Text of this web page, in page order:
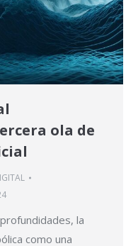
ola de
la
como una